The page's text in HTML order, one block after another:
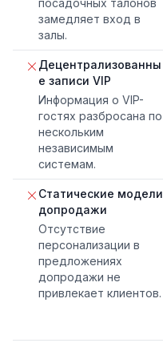
посадочных талонов
замедляет вход в
залы.
Децентрализованны
е записи VIP
Информация о VIP-
гостях разбросана по
нескольким
независимым
системам.
Статические модели
допродажи
Отсутствие
персонализации в
предложениях
допродажи не
привлекает клиентов.